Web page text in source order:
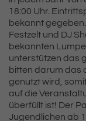
18:00 Uhr.
bekannt
Festzelt und DJ
bekannten
unterstützen das
bitten darum das
genutzt wird,
auf die
überfüllt ist! Der
Jugendlichen ab